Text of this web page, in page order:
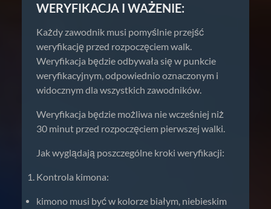
WERYFIKACJA I WAŻENIE:
Każdy zawodnik musi pomyślnie przejść
weryfikację przed rozpoczęciem walk.
Weryfikacja będzie odbywała się w punkcie
weryfikacyjnym, odpowiednio oznaczonym i
widocznym dla wszystkich zawodników.
Weryfikacja będzie możliwa nie wcześniej niż
30 minut przed rozpoczęciem pierwszej walki.
Jak wyglądają poszczególne kroki weryfikacji:
Kontrola kimona:
kimono musi być w kolorze białym, niebieskim